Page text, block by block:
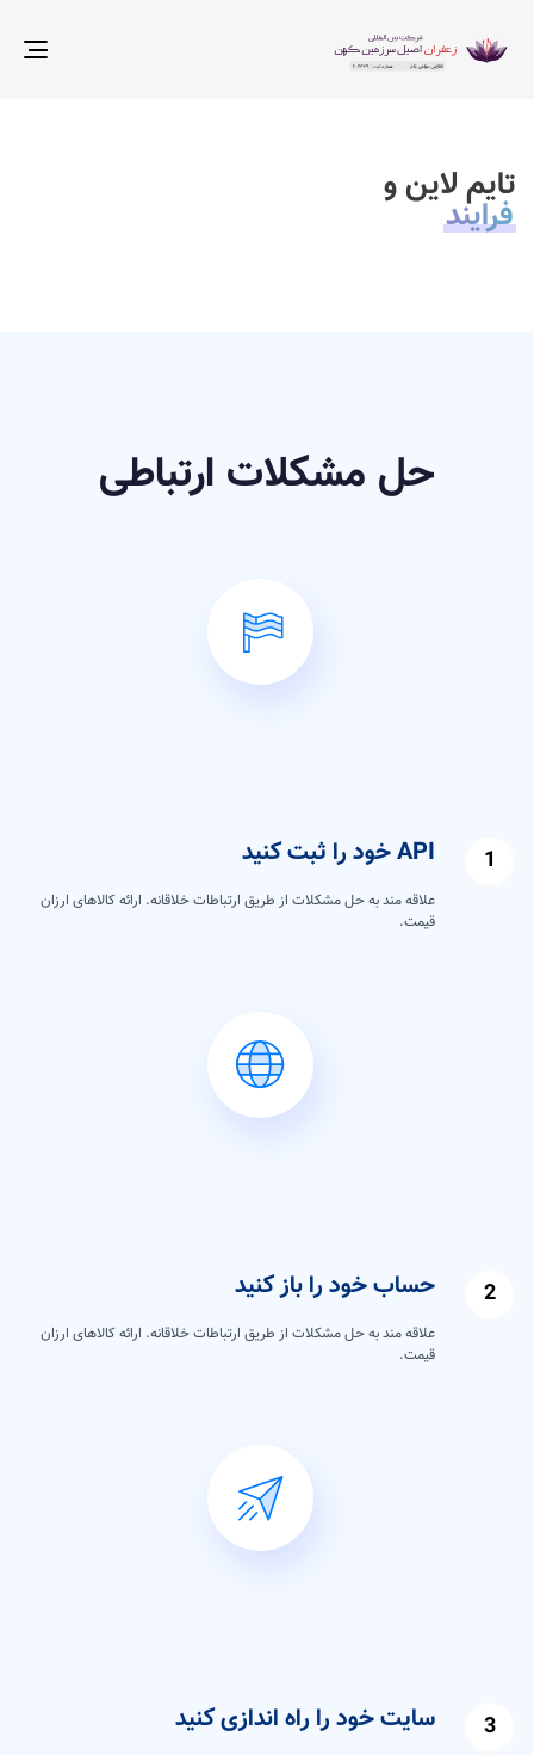
تایم لاین و
فرایند
حل مشکلات ارتباطی
API خود را ثبت کنید
علاقه مند به حل مشکلات از طریق ارتباطات خلاقانه. ارائه کالاهای ارزان
قیمت.
حساب خود را باز کنید
علاقه مند به حل مشکلات از طریق ارتباطات خلاقانه. ارائه کالاهای ارزان
قیمت.
سایت خود را راه اندازی کنید